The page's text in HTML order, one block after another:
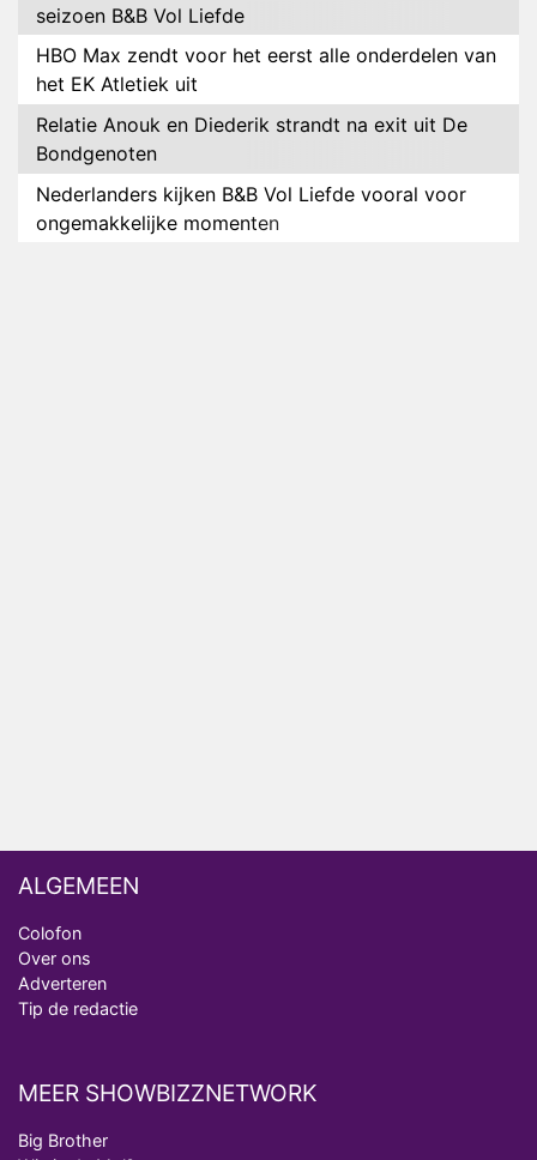
seizoen B&B Vol Liefde
HBO Max zendt voor het eerst alle onderdelen van
het EK Atletiek uit
Relatie Anouk en Diederik strandt na exit uit De
Bondgenoten
Nederlanders kijken B&B Vol Liefde vooral voor
ongemakkelijke momenten
ALGEMEEN
Colofon
Over ons
Adverteren
Tip de redactie
MEER SHOWBIZZNETWORK
Big Brother